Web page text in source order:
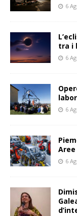
6
tra i
6
6
6